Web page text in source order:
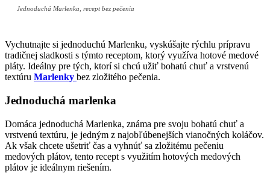
Jednoduchá Marlenka, recept bez pečenia
Vychutnajte si jednoduchú Marlenku, vyskúšajte rýchlu prípravu
tradičnej sladkosti s týmto receptom, ktorý využíva hotové medové
pláty. Ideálny pre tých, ktorí si chcú užiť bohatú chuť a vrstvenú
textúru Marlenky bez zložitého pečenia.
Jednoduchá marlenka
Domáca jednoduchá Marlenka, známa pre svoju bohatú chuť a
vrstvenú textúru, je jedným z najobľúbenejších vianočných koláčov.
Ak však chcete ušetriť čas a vyhnúť sa zložitému pečeniu
medových plátov, tento recept s využitím hotových medových
plátov je ideálnym riešením.